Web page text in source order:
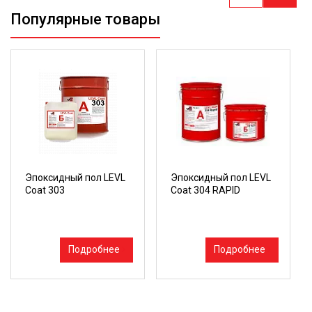
Популярные товары
Эпоксидный пол LEVL
Coat 303
Подробнее
Эпоксидный пол LEVL
Coat 304 RAPID
Подробнее